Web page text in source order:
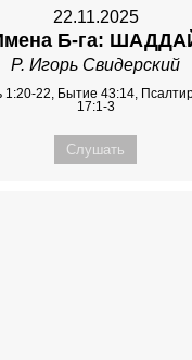
22.11.2025
Б-га:
Р. Игорь Свидерский
1:20-22, Бытие 43:14,
17:1-3
Слушать